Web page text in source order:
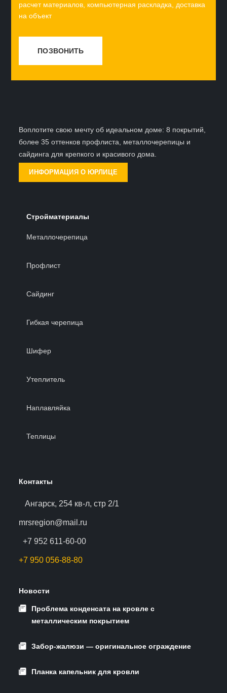
расчет материалов, компьютерная раскладка, доставка
на объект
ПОЗВОНИТЬ
Воплотите свою мечту об идеальном доме: 8 покрытий
более35 оттенков профлиста, металлочерепицы и
сайдинга для крепкого и красивого дома.
ИНФОРМАЦИЯ О ЮРЛИЦЕ
Стройматериалы
Металлочерепица
Профлист
Сайдинг
Гибкая черепица
Шифер
Утеплитель
Наплавляйка
Теплицы
Контакты
Ангарск, 254 кв-л, стр 2/1
mrsregion@mail.ru
+7 952 611-60-00
+7 950 056-88-80
Новости
Проблема конденсата на кровле с
металлическим покрытием
Забор-жалюзи — оригинальное ограждение
Планка капельник для кровли